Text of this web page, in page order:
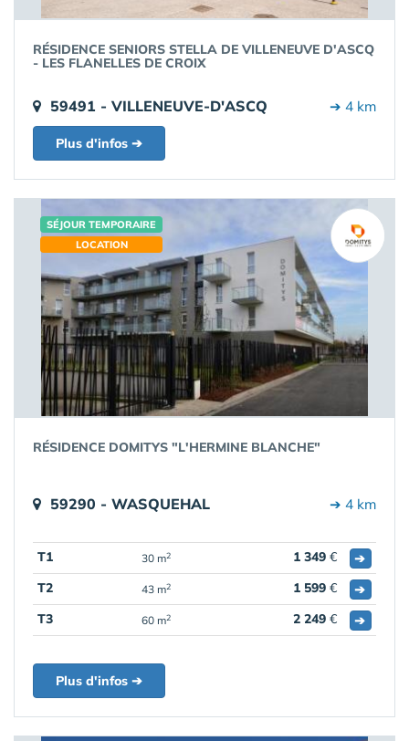
RÉSIDENCE SENIORS STELLA DE VILLENEUVE D'ASCQ
- LES FLANELLES DE CROIX
59491 - VILLENEUVE-D'ASCQ ➔ 4 km
Plus d'infos ➔
SÉJOUR TEMPORAIRE
LOCATION
RÉSIDENCE DOMITYS "L'HERMINE BLANCHE"
59290 - WASQUEHAL ➔ 4 km
T1 30 m2 1 349 €
➔
T2
43 m2 1 599 €
➔
T3
60 m2 2 249 € ➔
Plus d'infos ➔